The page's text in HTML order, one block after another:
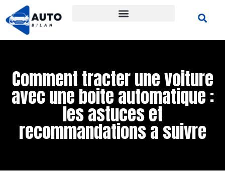
Comment tracter une voiture
avec une boite automatique :
les astuces et
recommandations a suivre